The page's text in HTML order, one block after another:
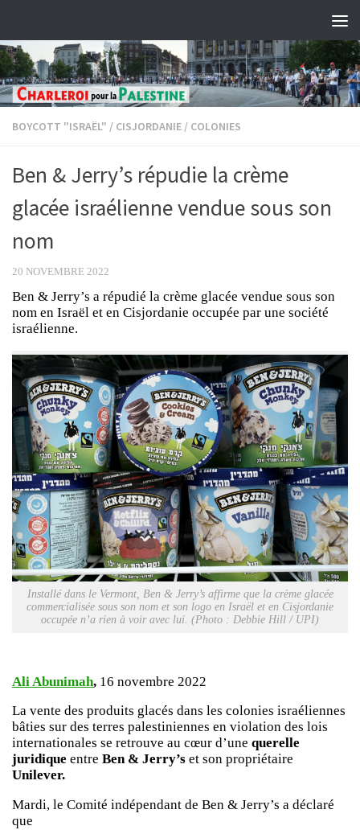
BOYCOTT "ISRAËL" / CISJORDANIE / COLONIES
Ben & Jerry’s répudie la crème
glacée israélienne vendue sous son
nom
20 NOVEMBRE 2022
Ben & Jerry’s a répudié la crème glacée vendue sous son
nom en Israël et en Cisjordanie occupée par une société
israélienne.
Installé dans le Vermont, Ben & Jerry’s affirme que la crème glacée
commercialisée sous son nom et son logo en Israël et en Cisjordanie
occupée n’a rien à voir avec lui. (Photo : Debbie Hill / UPI)
Ali Abunimah, 16 novembre 2022
La vente des produits glacés dans les colonies israéliennes
bâties sur des terres palestiniennes en violation des lois
internationales se retrouve au cœur d’une querelle
juridique entre Ben & Jerry’s et son propriétaire
Unilever.
Mardi, le Comité indépendant de Ben & Jerry’s a déclaré
que